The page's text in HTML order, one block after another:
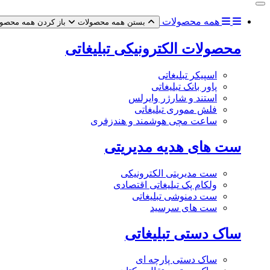
همه محصولات بستن همه محصولات باز کردن همه
محصولات الکترونیکی تبلیغاتی
اسپیکر تبلیغاتی
پاور بانک تبلیغاتی
استند و شارژر وایرلس
فلش مموری تبلیغاتی
ساعت مچی هوشمند و هندزفری
ست های هدیه مدیریتی
ست مدیریتی الکترونیکی
ولکام پک تبلیغاتی اقتصادی
ست دمنوشی تبلیغاتی
ست های سرسید
ساک دستی تبلیغاتی
ساک دستی پارچه ای